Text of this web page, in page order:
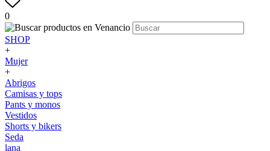
0
SHOP
+
Mujer
+
Abrigos
Camisas y tops
Pants y monos
Vestidos
Shorts y bikers
Seda
lana